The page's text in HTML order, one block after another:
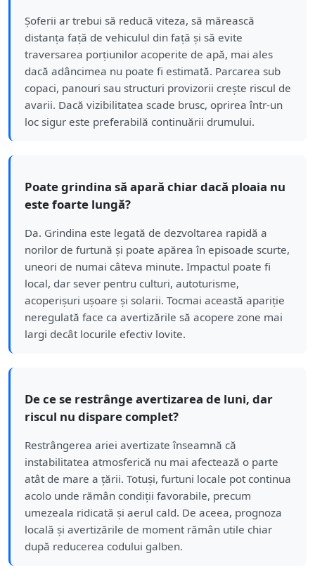
Șoferii ar trebui să reducă viteza, să mărească
distanța față de vehiculul din față și să evite
traversarea porțiunilor acoperite de apă, mai ales
dacă adâncimea nu poate fi estimată. Parcarea sub
copaci, panouri sau structuri provizorii crește riscul de
avarii. Dacă vizibilitatea scade brusc, oprirea într-un
loc sigur este preferabilă continuării drumului.
Poate grindina să apară chiar dacă ploaia nu
este foarte lungă?
Da. Grindina este legată de dezvoltarea rapidă a
norilor de furtună și poate apărea în episoade scurte,
uneori de numai câteva minute. Impactul poate fi
local, dar sever pentru culturi, autoturisme,
acoperișuri ușoare și solarii. Tocmai această apariție
neregulată face ca avertizările să acopere zone mai
largi decât locurile efectiv lovite.
De ce se restrânge avertizarea de luni, dar
riscul nu dispare complet?
Restrângerea ariei avertizate înseamnă că
instabilitatea atmosferică nu mai afectează o parte
atât de mare a țării. Totuși, furtuni locale pot continua
acolo unde rămân condiții favorabile, precum
umezeala ridicată și aerul cald. De aceea, prognoza
locală și avertizările de moment rămân utile chiar
după reducerea codului galben.